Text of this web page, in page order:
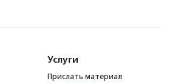
Услуги
Прислать материал